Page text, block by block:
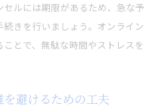
ルには期限があるため、急な予
きを行いましょう。オンライン
とで、無駄な時間やストレスを
避けるための工夫